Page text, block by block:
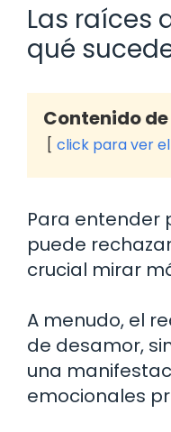
Las raíces
qué
Contenido
click para ver
Para entender
puede
crucial mirar
A menudo, el
de desamor,
una
emocionales